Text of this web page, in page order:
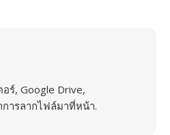
ร์, Google Drive,
ารลากไฟล์มาที่หน้า.